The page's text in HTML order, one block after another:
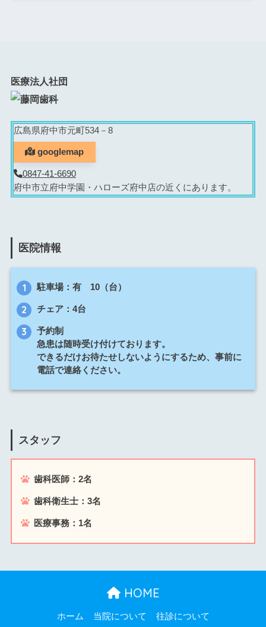
医療法人社団
広島県府中市元町534－8
googlemap
0847-41-6690
府中市立府中学園・ハローズ府中店の近くにあります。
医院情報
駐車場：有 10（台）
チェア：4台
予約制
急患は随時受け付けております。
できるだけお待たせしないようにするため、事前に
電話で連絡ください。
スタッフ
歯科医師：2名
歯科衛生士：3名
医療事務：1名
HOME
ホーム 当院について 往診について